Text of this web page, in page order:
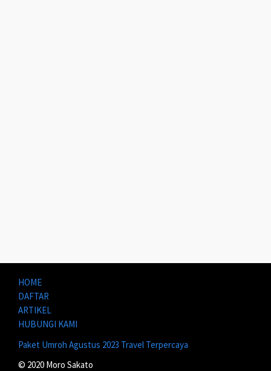
HOME
DAFTAR
ARTIKEL
HUBUNGI KAMI
Paket Umroh Agustus 2023 Travel Terpercaya
© 2020 Moro Sakato